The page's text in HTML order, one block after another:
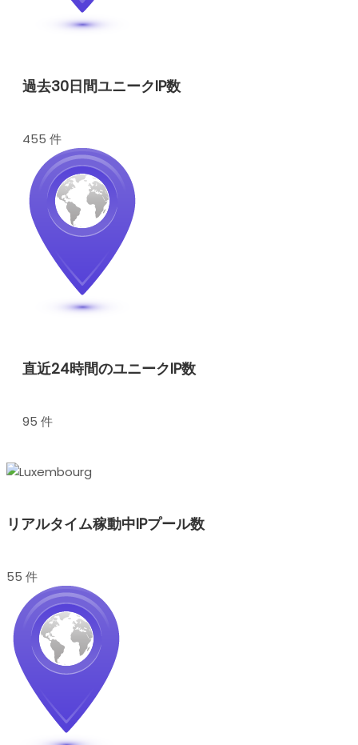
過去30日間ユニークIP数
455 件
直近24時間のユニークIP数
95 件
リアルタイム稼動中IPプール数
55 件